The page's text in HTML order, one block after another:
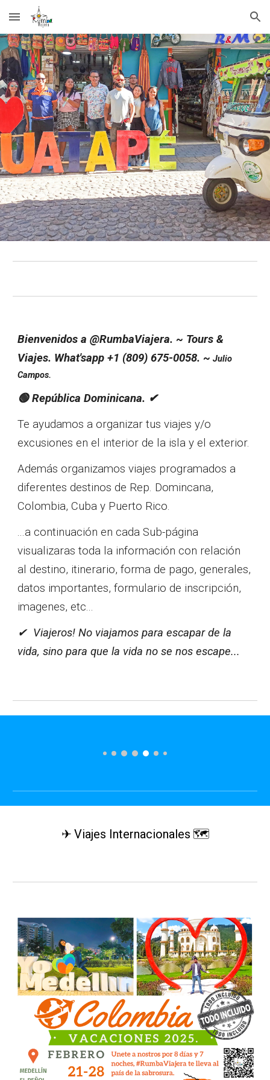
Skip to main content Skip to navigation
Bienvenidos a @RumbaViajera. ~ Tours &
Viajes. What'sapp +1 (809) 675-0058. ~ Julio
Campos.
🟢 República Dominicana. ✔
Te ayudamos a organizar tus viajes y/o
excusiones en el interior de la isla y el exterior.
Además organizamos viajes programados a
diferentes destinos de Rep. Domincana,
Colombia, Cuba y Puerto Rico.
...a continuación en cada Sub-página
visualizaras toda la información con relación
al destino, itinerario, forma de pago, generales,
datos importantes, formulario de inscripción,
imagenes, etc...
✔ Viajeros! No viajamos para escapar de la
vida, sino para que la vida no se nos escape...
✈ Viajes Internacionales 🗺